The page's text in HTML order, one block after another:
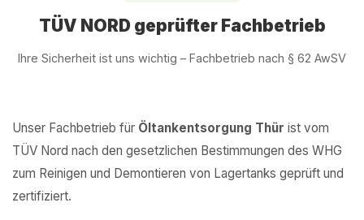
TÜV NORD geprüfter Fachbetrieb
Ihre Sicherheit ist uns wichtig – Fachbetrieb nach § 62 AwSV
Unser Fachbetrieb für Öltankentsorgung Thür ist vom
TÜV Nord nach den gesetzlichen Bestimmungen des WHG
zum Reinigen und Demontieren von Lagertanks geprüft und
zertifiziert.